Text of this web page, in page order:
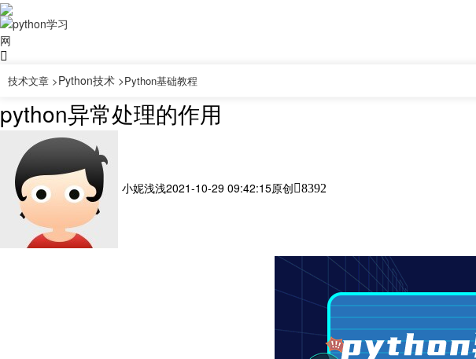
技术文章 >Python技术 >Python基础教程
python异常处理的作用
小妮浅浅2021-10-29 09:42:15原创 8392